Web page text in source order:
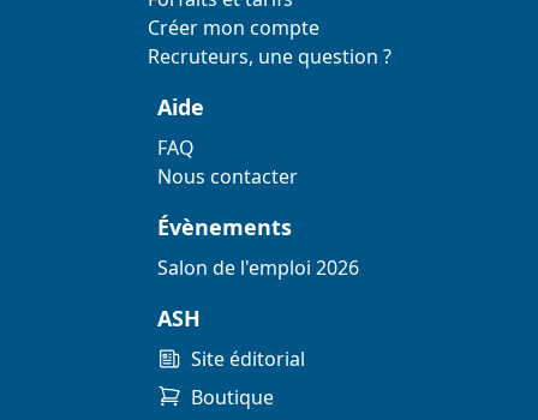
Créer mon compte
Recruteurs, une question ?
Aide
FAQ
Nous contacter
Évènements
Salon de l'emploi 2026
ASH
Site éditorial
Boutique